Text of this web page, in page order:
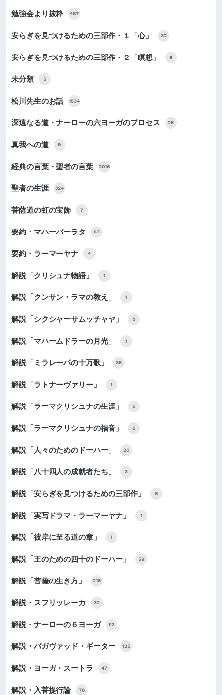
勉強会より抜粋 487
安らぎを見つけるための三部作・１「心」 32
安らぎを見つけるための三部作・２「瞑想」 6
未分類 5
松川先生のお話 1534
深遠なる道・ナーローの六ヨーガのプロセス 25
真我への道 9
経典の言葉・聖者の言葉 2016
聖者の生涯 824
菩薩道の虹の宝飾 7
要約・マハーバーラタ 57
要約・ラーマーヤナ 4
解説「クリシュナ物語」 1
解説「クンサン・ラマの教え」 1
解説「シクシャーサムッチャヤ」 8
解説「マハームドラーの月光」 1
解説「ミラレーパの十万歌」 35
解説「ラトナーヴァリー」 1
解説「ラーマクリシュナの生涯」 6
解説「ラーマクリシュナの福音」 6
解説「人々のためのドーハー」 20
解説「八十四人の成就者たち」 3
解説「安らぎを見つけるための三部作」 6
解説「実写ドラマ・ラーマーヤナ」 1
解説「彼岸に至る道の章」 1
解説「王のための四十のドーハー」 59
解説「菩薩の生き方」 218
解説・スフリッレーカ 32
解説・ナーローの６ヨーガ 92
解説・バガヴァッド・ギーター 125
解説・ヨーガ・スートラ 47
解説・入菩提行論 78